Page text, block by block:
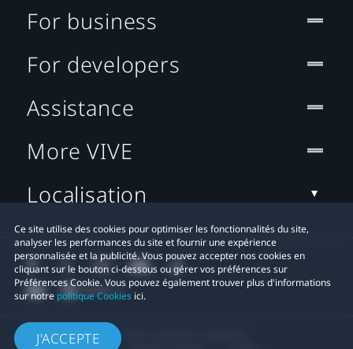
Ce site utilise des cookies pour optimiser les fonctionnalités du site,
analyser les performances du site et fournir une expérience
personnalisée et la publicité. Vous pouvez accepter nos cookies en
cliquant sur le bouton ci-dessous ou gérer vos préférences sur
Préférences Cookie. Vous pouvez également trouver plus d'informations
sur notre politique Cookies ici.
J'ACCEPTE
For business
For developers
Assistance
More VIVE
Localisation
© 2011-2026 HTC Corporation